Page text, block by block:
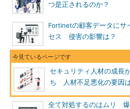
つ是正されるのか？
Fortinetの顧客データにサ
セス 侵害の影響は？
セキュリティ人材の成長
ち 人材不足悪化の要因
全て対処するのはムリ 爆